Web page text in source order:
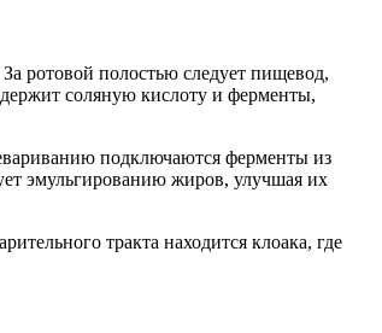
ротовой полостью следует пищевод,
соляную кислоту и ферменты,
подключаются ферменты из
эмульгированию жиров, улучшая их
тракта находится клоака, где